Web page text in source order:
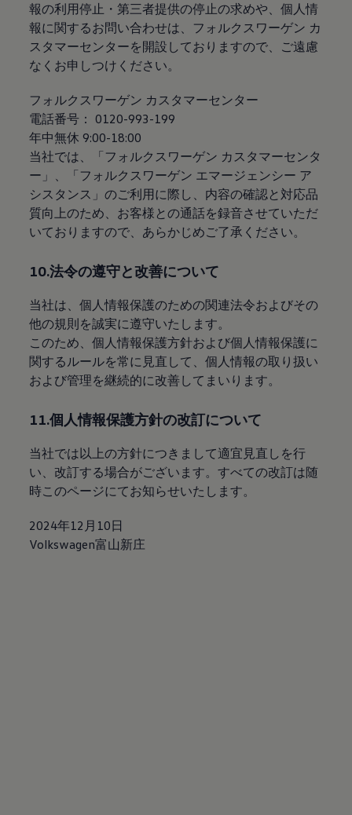
報の利用停止・第三者提供の停止の求めや、個人情
報に関するお問い合わせは、フォルクスワーゲン カ
スタマーセンターを開設しておりますので、ご遠慮
なくお申しつけください。
フォルクスワーゲン カスタマーセンター
電話番号： 0120-993-199
年中無休 9:00-18:00
当社では、「フォルクスワーゲン カスタマーセンタ
ー」、「フォルクスワーゲン エマージェンシー ア
シスタンス」のご利用に際し、内容の確認と対応品
質向上のため、お客様との通話を録音させていただ
いておりますので、あらかじめご了承ください。
10.法令の遵守と改善について
当社は、個人情報保護のための関連法令およびその
他の規則を誠実に遵守いたします。
このため、個人情報保護方針および個人情報保護に
関するルールを常に見直して、個人情報の取り扱い
および管理を継続的に改善してまいります。
11.個人情報保護方針の改訂について
当社では以上の方針につきまして適宜見直しを行
い、改訂する場合がございます。すべての改訂は随
時このページにてお知らせいたします。
2024年12月10日
Volkswagen富山新庄